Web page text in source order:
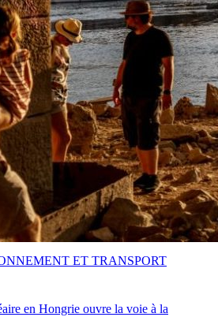
en Hongrie ouvre la voie à la
ET TRANSPORT